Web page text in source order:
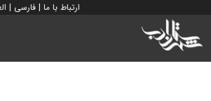
ارتباط با ما | فارسی |